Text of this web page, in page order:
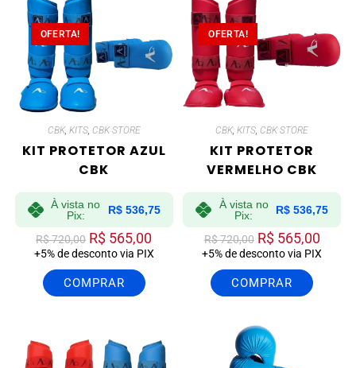
OFERTA!
CBK, KITS, CBK STORE
KIT PROTETOR AZUL
CBK
À vista no
Pix:
R$536,75
R$720,00 R$ 565,00
+5% de desconto via PIX
COMPRAR
OFERTA!
CBK,KITS, CBK STORE
KIT PROTETOR
VERMELHO CBK
À vista no
Pix:
R$ 536,75
R$720,00 R$565,00
+5% de desconto via PIX
COMPRAR